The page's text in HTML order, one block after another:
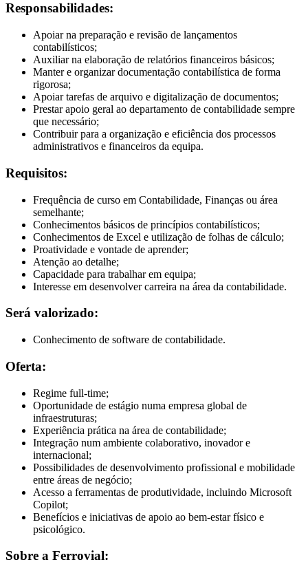
Responsabilidades:
Apoiar na preparação e revisão de lançamentos
contabilísticos;
Auxiliar na elaboração de relatórios financeiros básicos;
Manter e organizar documentação contabilística de forma
rigorosa;
Apoiar tarefas de arquivo e digitalização de documentos;
Prestar apoio geral ao departamento de contabilidade sempre
que necessário;
Contribuir para a organização e eficiência dos processos
administrativos e financeiros da equipa.
Requisitos:
Frequência de curso em Contabilidade, Finanças ou área
semelhante;
Conhecimentos básicos de princípios contabilísticos;
Conhecimentos de Excel e utilização de folhas de cálculo;
Proatividade e vontade de aprender;
Atenção ao detalhe;
Capacidade para trabalhar em equipa;
Interesse em desenvolver carreira na área da contabilidade.
Será valorizado:
Conhecimento de software de contabilidade.
Oferta:
Regime full-time;
Oportunidade de estágio numa empresa global de
infraestruturas;
Experiência prática na área de contabilidade;
Integração num ambiente colaborativo, inovador e
internacional;
Possibilidades de desenvolvimento profissional e mobilidade
entre áreas de negócio;
Acesso a ferramentas de produtividade, incluindo Microsoft
Copilot;
Benefícios e iniciativas de apoio ao bem-estar físico e
psicológico.
Sobre a Ferrovial: